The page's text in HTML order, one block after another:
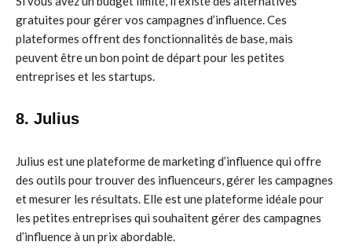
gratuites pour gérer vos campagnes d’influence. Ces
plateformes offrent des fonctionnalités de base, mais
peuvent être un bon point de départ pour les petites
entreprises et les startups.
8. Julius
Julius est une plateforme de marketing d’influence qui offre
des outils pour trouver des influenceurs, gérer les campagnes
et mesurer les résultats. Elle est une plateforme idéale pour
les petites entreprises qui souhaitent gérer des campagnes
d’influence à un prix abordable.